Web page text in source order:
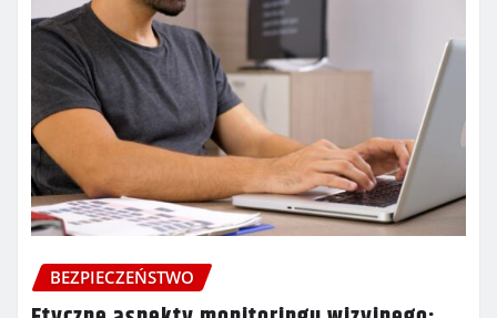
BEZPIECZEŃSTWO